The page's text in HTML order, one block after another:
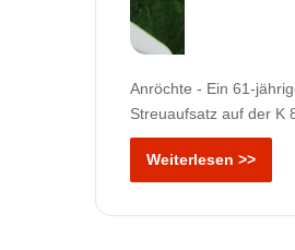
Anröchte - Ein 61-
Streuaufsatz auf der K
Weiterlesen >>